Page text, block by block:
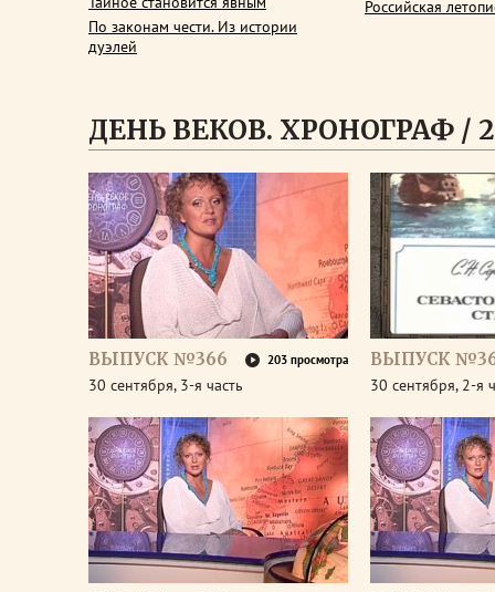
По законам чести. Из истории
дуэлей
Российская
ДЕНЬ ВЕКОВ. ХРОНОГРАФ /
ВЫПУСК №366 203 просмотра
30 сентября, 3-я часть
ВЫПУСК
30 сентября, 2-я